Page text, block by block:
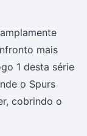
mais
1 desta série
o Spurs
cobrindo o